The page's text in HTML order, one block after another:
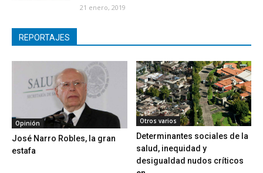
21 enero, 2019
REPORTAJES
Opinión
José Narro Robles, la gran
estafa
Otros varios
Determinantes sociales de la
salud, inequidad y
desigualdad nudos críticos